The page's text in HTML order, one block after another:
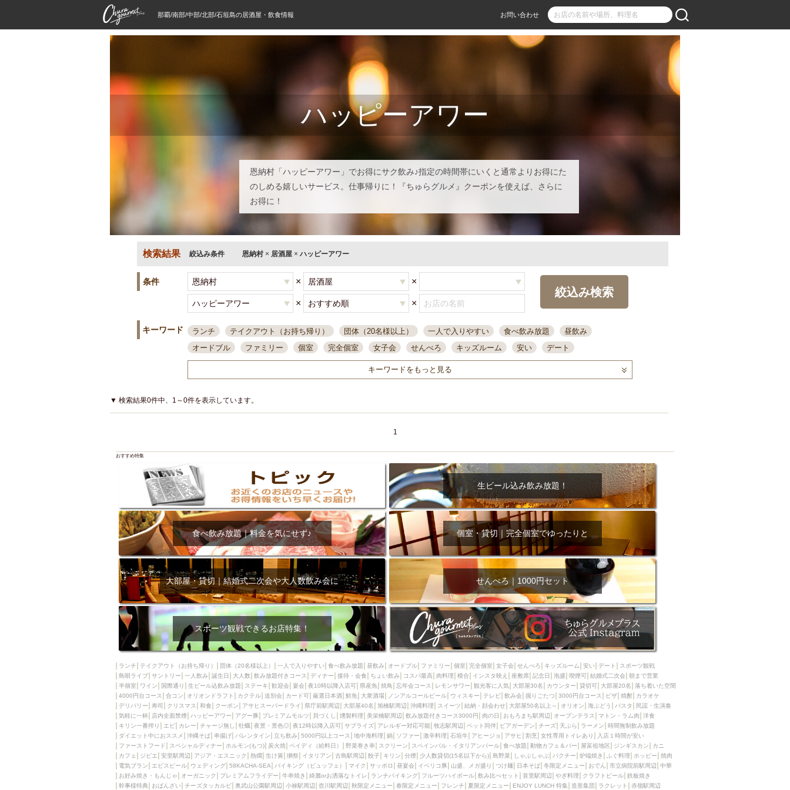
那覇/南部/中部/北部/石垣島の居酒屋・飲食情報 お問い合わせ
ハッピーアワー
恩納村「ハッピーアワー」でお得にサク飲み♪指定の時間帯にいくと通常よりお得にた
のしめる嬉しいサービス。仕事帰りに！『ちゅらグルメ』クーポンを使えば、さらに
お得に！
検索結果 絞込み条件 恩納村 × 居酒屋 × ハッピーアワー
条件 × ×
× ×
絞込み検索
キーワード ランチ テイクアウト（お持ち帰り） 団体（20名様以上） 一人で入りやすい 食べ飲み放題
昼飲み
オードブル
ファミリー 個室 完全個室 女子会 せんべろ キッズルーム 安い
デート
一人飲み 誕生日 大人数
接待・会食
ちょい飲み コスパ最高 肉料理 模合 インスタ映え 座敷席 記念日 泡盛
喫煙可
結婚式二次会
夜10時以降入店可
県産魚 焼鳥 忘年会コース レモンサワー 観光客に人気 大部屋30名
カウンター
4000円台コース
デリバリー 寿司 クリスマス 和食
クーポン
アサヒスーパードライ
県庁前駅周辺 旭橋駅周辺 沖縄料理 スイーツ
結納・顔会わせ
大部屋50名以上～
オリオン 海ぶどう 民謡・生演奏 気軽に一杯
店内全面禁煙
ハッピーアワー
アグー豚 プレミアムモルツ 貝づくし 燻製料理
美栄橋駅周辺
飲み放題付きコース3000円
肉の日 おもろまち駅周辺 オープンテラス マトン・ラム肉
洋食
キリン一番搾り
エビ カレー チャージ無し 牡蠣 夜景・景色◎ 夜12時以降入店可
サプライズ
アレルギー対応可能
牧志駅周辺 ペット同伴 ビアガーデン 天ぷら
時間無制飲み放題
ダイエット中におススメ
沖縄そば 串揚げ バレンタイン 立ち飲み 5000円以上コース 地中海料理
鍋
ソファー
激辛料理 石垣牛 アヒージョ アサヒ 割烹 女性専用トイレあり
入店１時間が安い
ファーストフード
スペシャルディナー ホルモン(もつ) 炭火焼 ペイディ（給料日）
野菜巻き串
スクリーン
スペインバル・イタリアンバール 食べ放題 動物カフェ＆バー 屋富祖地区
ジンギスカン
カニ
カフェ ジビエ 安里駅周辺 アジア・エスニック 熱燗 生け簀 獺祭 イタリアン
古島駅周辺
分煙 少人数貸切(15名以下から) しゃぶしゃぶ パクチー 炉端焼き
ふぐ料理
ホッピー
焼肉 電気ブラン エビスビール ウェディング 58KACHA-SEA
バイキング（ビュッフェ）
マイク
サッポロ 昼宴会 イベリコ豚 山盛、メガ盛り つけ麺 日本そば 冬限定メニュー
おでん
市立病院前駅周辺
中華 お好み焼き・もんじゃ オーガニック プレミアムフライデー
牛串焼き
綺麗orお洒落なトイレ
ランチバイキング フルーツハイボール 飲み比べセット 首里駅周辺
やぎ料理
クラフトビール
鉄板焼き 幹事様特典 おばんざい チーズタッカルビ 奥武山公園駅周辺
小禄駅周辺
壺川駅周辺
秋限定メニュー 春限定メニュー フレンチ 夏限定メニュー ENJOY LUNCH 特集
造形集団
ラクレット
赤嶺駅周辺 シードル 那覇空港駅周辺 儀保駅周辺
キーワードをもっと見る
▼ 検索結果0件中、1～0件を表示しています。
1
おすすめ特集
生ビール込み飲み放題！
食べ飲み放題｜料金を気にせず♪ 個室・貸切｜完全個室でゆったりと
大部屋・貸切｜結婚式二次会や大人数飲み会に せんべろ｜1000円セット
スポーツ観戦できるお店特集！
ランチ テイクアウト（お持ち帰り） 団体（20名様以上） 一人で入りやすい 食べ飲み放題 昼飲み オードブル ファミリー 個室 完全個室 女子会 せんべろ キッズルーム 安い デート
スポーツ観戦
島唄ライブ サントリー 一人飲み 誕生日 大人数 飲み放題付きコース ディナー 接待・会食 ちょい飲み コスパ最高 肉料理 模合 インスタ映え 座敷席 記念日 泡盛 喫煙可 結婚式二次会 朝まで営業
半個室
ワイン 国際通り 生ビール込飲み放題 ステーキ 歓迎会 宴会 夜10時以降入店可 県産魚 焼鳥 忘年会コース レモンサワー 観光客に人気 大部屋30名 カウンター 貸切可 大部屋20名
落ち着いた空間
4000円台コース
合コン オリオンドラフト カクテル 送別会 カード可 厳選日本酒 鮮魚 大衆酒場 ノンアルコールビール ウィスキー テレビ 飲み会 掘りごたつ 3000円台コース ピザ 焼酎
カラオケ
デリバリー
寿司 クリスマス 和食 クーポン アサヒスーパードライ 県庁前駅周辺 大部屋40名 旭橋駅周辺 沖縄料理 スイーツ 結納・顔会わせ 大部屋50名以上～ オリオン 海ぶどう パスタ
民謡・生演奏
気軽に一杯
店内全面禁煙 ハッピーアワー アグー豚 プレミアムモルツ 貝づくし 燻製料理 美栄橋駅周辺 飲み放題付きコース3000円 肉の日 おもろまち駅周辺 オープンテラス マトン・ラム肉
洋食
キリン一番搾り
エビ カレー チャージ無し 牡蠣 夜景・景色◎ 夜12時以降入店可 サプライズ アレルギー対応可能 牧志駅周辺 ペット同伴 ビアガーデン チーズ 天ぷら ラーメン
時間無制飲み放題
ダイエット中におススメ
沖縄そば 串揚げ バレンタイン 立ち飲み 5000円以上コース 地中海料理 鍋 ソファー 激辛料理 石垣牛 アヒージョ アサヒ 割烹 女性専用トイレあり
入店１時間が安い
ファーストフード
スペシャルディナー ホルモン(もつ) 炭火焼 ペイディ（給料日） 野菜巻き串 スクリーン スペインバル・イタリアンバール 食べ放題 動物カフェ＆バー 屋富祖地区 ジンギスカン
カニ
カフェ
ジビエ 安里駅周辺 アジア・エスニック 熱燗 生け簀 獺祭 イタリアン 古島駅周辺 餃子 キリン 分煙 少人数貸切(15名以下から) 島野菜 しゃぶしゃぶ パクチー 炉端焼き ふぐ料理 ホッピー
焼肉
電気ブラン
エビスビール ウェディング 58KACHA-SEA バイキング（ビュッフェ） マイク サッポロ 昼宴会 イベリコ豚 山盛、メガ盛り つけ麺 日本そば 冬限定メニュー おでん 市立病院前駅周辺
中華
お好み焼き・もんじゃ
オーガニック プレミアムフライデー 牛串焼き 綺麗orお洒落なトイレ ランチバイキング フルーツハイボール 飲み比べセット 首里駅周辺 やぎ料理 クラフトビール 鉄板焼き
幹事様特典
おばんざい チーズタッカルビ 奥武山公園駅周辺 小禄駅周辺 壺川駅周辺 秋限定メニュー 春限定メニュー フレンチ 夏限定メニュー ENJOY LUNCH 特集 造形集団 ラクレット 赤嶺駅周辺